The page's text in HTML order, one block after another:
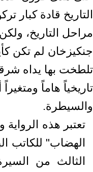
التاريخ قادة كبار
مراحل التاريخ،
جنكيزخان لم تكن
تلطخت بها يداه
تاريخياً هاماً
والسيطرة.
تعتبر هذه
الهضاب" للكاتب
الثالث من